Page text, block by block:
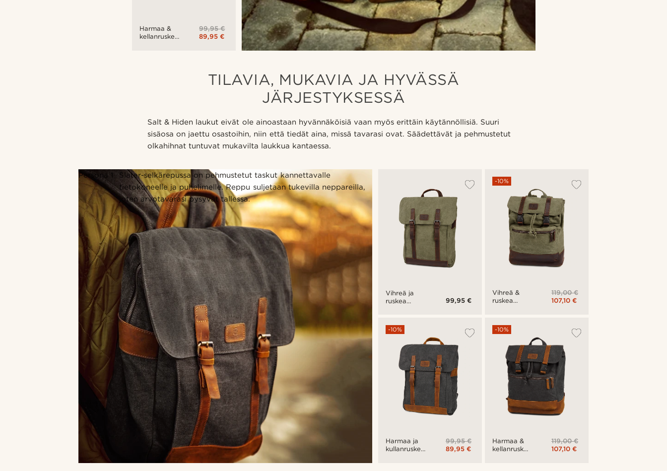
Harmaa &
kellanruskea
99,95 €
89,95 €
TILAVIA, MUKAVIA JA HYVÄSSÄ
JÄRJESTYKSESSÄ
Salt & Hiden laukut eivät ole ainoastaan hyvännäköisiä vaan myös erittäin käytännöllisiä. Suuri
sisäosa on jaettu osastoihin, niin että tiedät aina, missä tavarasi ovat. Säädettävät ja pehmustetut
olkahihnat tuntuvat mukavilta laukkua kantaessa.
Persona 1
Slater-selkärepussa on pehmustetut taskut kannettavalle
tietokoneelle ja puhelimelle. Reppu suljetaan tukevilla neppareilla,
joten arvotavarasi pysyvät tallessa.
Vihreä ja
ruskea
selkäreppu
99,95 €
Harmaa ja
kullanruskea
-10%
99,95 €
89,95 €
Vihreä &
ruskea
-10%
119,00 €
107,10 €
Harmaa &
kellanruskea
-10%
119,00 €
107,10 €